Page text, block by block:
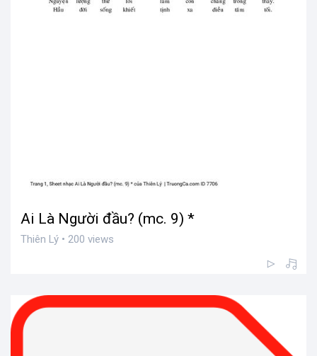
Ai Là Người đầu? (mc. 9) *
Thiên Lý • 200 views